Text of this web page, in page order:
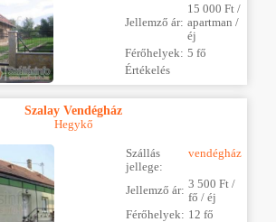
Jellemző ár:
15 000 Ft /
apartman /
éj
Férőhelyek: 5 fő
Értékelés
Szalay Vendégház
Hegykő
Szállás
jellege:
vendégház
Jellemző ár: 3 500 Ft /
fő / éj
Férőhelyek: 12 fő